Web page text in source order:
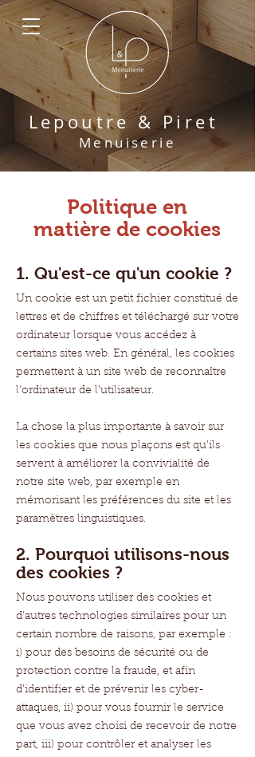
Lepoutre & Piret
M enuiserie
Politique en
matière de cookies
1. Qu'est-ce qu'un cookie ?
Un cookie est un petit fichier constitué de
lettres et de chiffres et téléchargé sur votre
ordinateur lorsque vous accédez à
certains sites web. En général, les cookies
permettent à un site web de reconnaître
l'ordinateur de l’utilisateur.
La chose la plus importante à savoir sur
les cookies que nous plaçons est qu'ils
servent à améliorer la convivialité de
notre site web, par exemple en
mémorisant les préférences du site et les
paramètres linguistiques.
2. Pourquoi utilisons-nous
des cookies ?
Nous pouvons utiliser des cookies et
d'autres technologies similaires pour un
certain nombre de raisons, par exemple :
i) pour des besoins de sécurité ou de
protection contre la fraude, et afin
d'identifier et de prévenir les cyber-
attaques, ii) pour vous fournir le service
que vous avez choisi de recevoir de notre
part, iii) pour contrôler et analyser les